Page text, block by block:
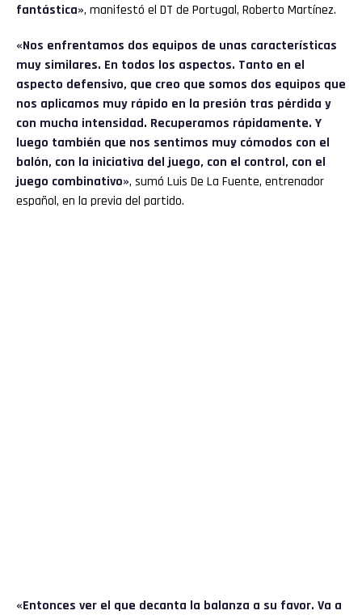
fantástica», manifestó el DT de Portugal, Roberto Martínez.
«Nos enfrentamos dos equipos de unas características
muy similares. En todos los aspectos. Tanto en el
aspecto defensivo, que creo que somos dos equipos que
nos aplicamos muy rápido en la presión tras pérdida y
con mucha intensidad. Recuperamos rápidamente. Y
luego también que nos sentimos muy cómodos con el
balón, con la iniciativa del juego, con el control, con el
juego combinativo», sumó Luis De La Fuente, entrenador
español, en la previa del partido.
«Entonces ver el que decanta la balanza a su favor. Va a